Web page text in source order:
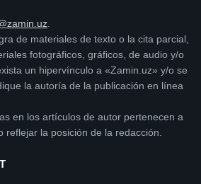
de materiales de texto o la cita parcial,
fotográficos, gráficos, de audio y/o
un hipervínculo a «Zamin.uz» y/o se
la autoría de la publicación en línea
en los artículos de autor pertenecen a
reflejar la posición de la redacción.